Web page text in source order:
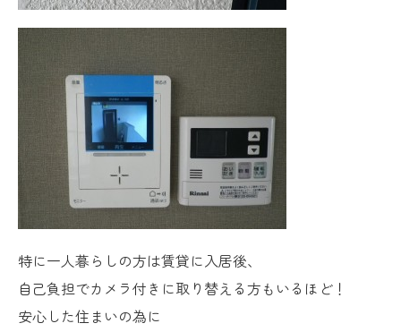
特に一人暮らしの方は賃貸に入居後、
自己負担でカメラ付きに取り替える方もいるほど！
安心した住まいの為に